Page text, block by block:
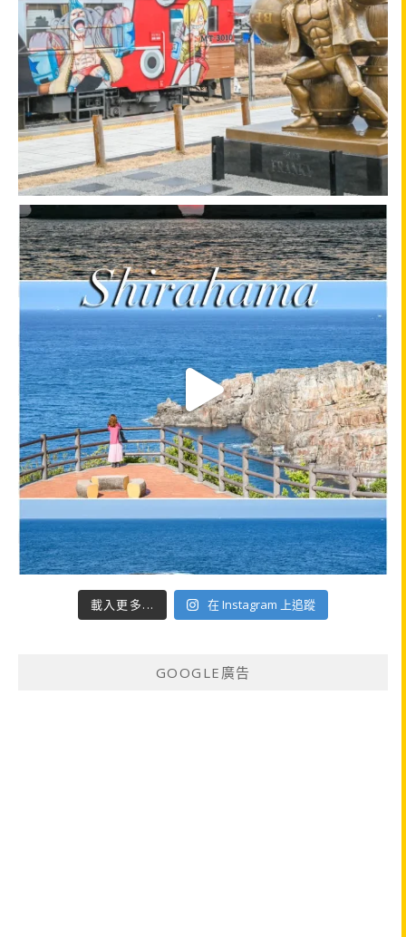
載入更多... 在 Instagram 上追蹤
GOOGLE廣告